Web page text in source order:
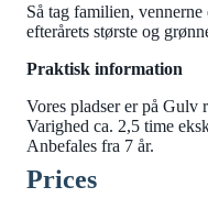
Så tag familien,
efterårets største og
Praktisk information
Vores pladser er på Gulv
Varighed ca. 2,5 time
Anbefales fra 7 år.
Prices